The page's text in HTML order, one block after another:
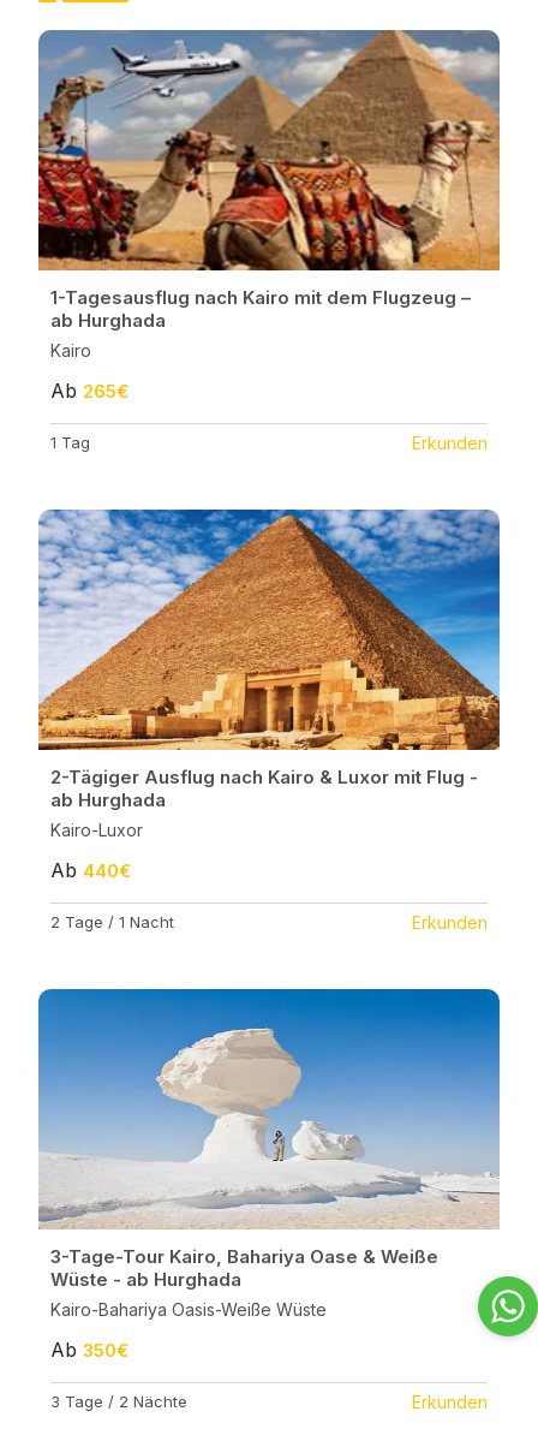
1-Tagesausflug nach Kairo mit dem Flugzeug –
ab Hurghada
Kairo
Ab 265€
1 Tag Erkunden
2-Tägiger Ausflug nach Kairo & Luxor mit Flug -
ab Hurghada
Kairo-Luxor
Ab 440€
2 Tage / 1 Nacht Erkunden
3-Tage-Tour Kairo, Bahariya Oase & Weiße
Wüste - ab Hurghada
Kairo-Bahariya Oasis-Weiße Wüste
Ab 350€
3 Tage / 2 Nächte Erkunden